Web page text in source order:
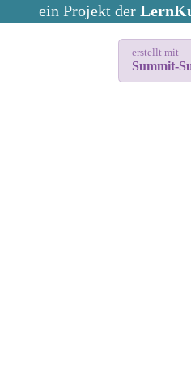
ein Projekt der
erstellt mit
Summit-